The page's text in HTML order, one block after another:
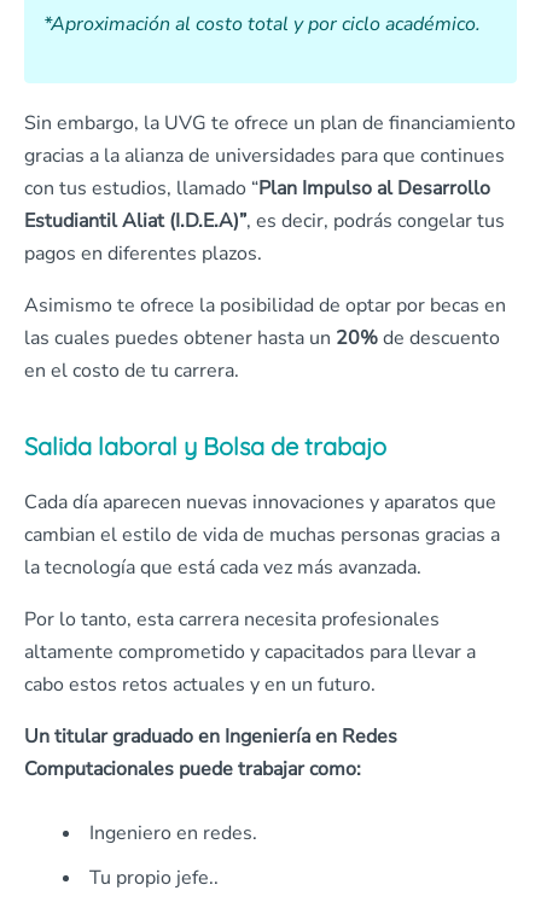
*Aproximación al costo total y por ciclo académico.
Sin embargo, la UVG te ofrece un plan de financiamiento
gracias a la alianza de universidades para que continues
con tus estudios, llamado “Plan Impulso al Desarrollo
Estudiantil Aliat (I.D.E.A)”, es decir, podrás congelar tus
pagos en diferentes plazos.
Asimismo te ofrece la posibilidad de optar por becas en
las cuales puedes obtener hasta un 20%de descuento
en el costo de tu carrera.
Salida laboral y Bolsa de trabajo
Cada día aparecen nuevas innovaciones y aparatos que
cambian el estilo de vida de muchas personas gracias a
la tecnología que está cada vez más avanzada.
Por lo tanto, esta carrera necesita profesionales
altamente comprometido y capacitados para llevar a
cabo estos retos actuales y en un futuro.
Un titular graduado en Ingeniería en Redes
Computacionales puede trabajar como:
Ingeniero en redes.
Tu propio jefe..